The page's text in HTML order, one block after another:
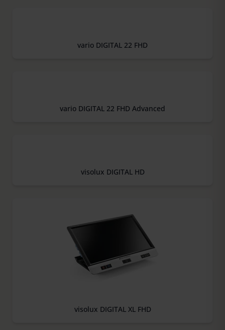
vario DIGITAL 22 FHD
vario DIGITAL 22 FHD Advanced
visolux DIGITAL HD
visolux DIGITAL XL FHD